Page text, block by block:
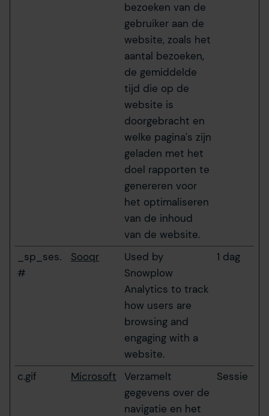
bezoeken van de
gebruiker aan de
website, zoals het
aantal bezoeken,
de gemiddelde
tijd die op de
website is
doorgebracht en
welke pagina's zijn
geladen met het
doel rapporten te
genereren voor
het optimaliseren
van de inhoud
van de website.
_sp_ses.
#
Sooqr
Used by
Snowplow
Analytics to track
how users are
browsing and
engaging with a
website.
1 dag
c.gif Microsoft
Verzamelt
gegevens over de
navigatie en het
Sessie